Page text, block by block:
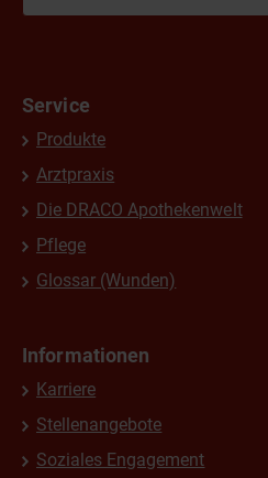
Service
Produkte
Arztpraxis
Die DRACO Apothekenwelt
Pflege
Glossar (Wunden)
Informationen
Karriere
Stellenangebote
Soziales Engagement